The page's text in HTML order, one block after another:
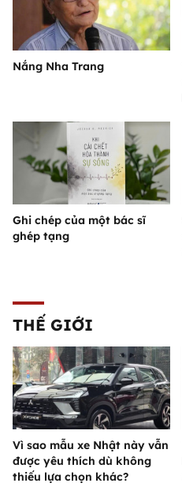
Nắng Nha Trang
Ghi chép của một bác sĩ
ghép tạng
THẾ GIỚI
Vì sao mẫu xe Nhật này vẫn
được yêu thích dù không
thiếu lựa chọn khác?